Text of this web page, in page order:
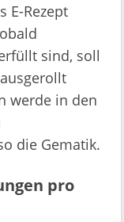
E-Rezept
sind, soll
werde in den
die Gematik.
pro